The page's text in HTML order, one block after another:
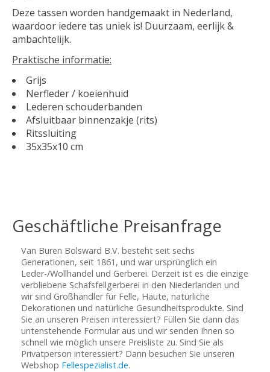
Deze tassen worden handgemaakt in Nederland,
waardoor iedere tas uniek is! Duurzaam, eerlijk &
ambachtelijk.
Praktische informatie:
Grijs
Nerfleder / koeienhuid
Lederen schouderbanden
Afsluitbaar binnenzakje (rits)
Ritssluiting
35x35x10 cm
Geschäftliche Preisanfrage
Van Buren Bolsward B.V. besteht seit sechs
Generationen, seit 1861, und war ursprünglich ein
Leder-/Wollhandel und Gerberei. Derzeit ist es die einzige
verbliebene Schafsfellgerberei in den Niederlanden und
wir sind Großhändler für Felle, Häute, natürliche
Dekorationen und natürliche Gesundheitsprodukte. Sind
Sie an unseren Preisen interessiert? Füllen Sie dann das
untenstehende Formular aus und wir senden Ihnen so
schnell wie möglich unsere Preisliste zu. Sind Sie als
Privatperson interessiert? Dann besuchen Sie unseren
Webshop Fellespezialist.de.